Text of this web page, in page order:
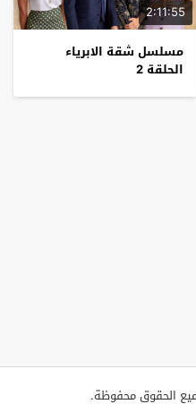
2:11:55
مسلسل شقة الابرياء
الحلقة 2